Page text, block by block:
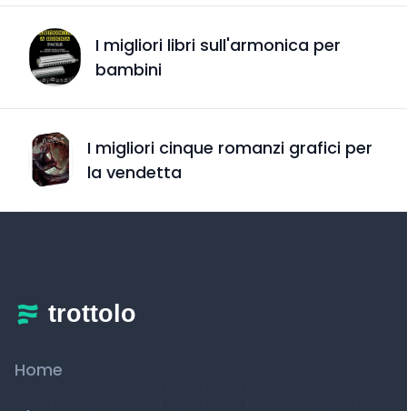
I migliori libri sull'armonica per
bambini
I migliori cinque romanzi grafici per
la vendetta
Home